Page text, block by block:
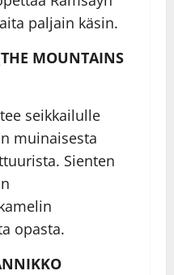
paljain käsin.
MOUNTAINS
seikkailulle
muinaisesta
Sienten
opasta.